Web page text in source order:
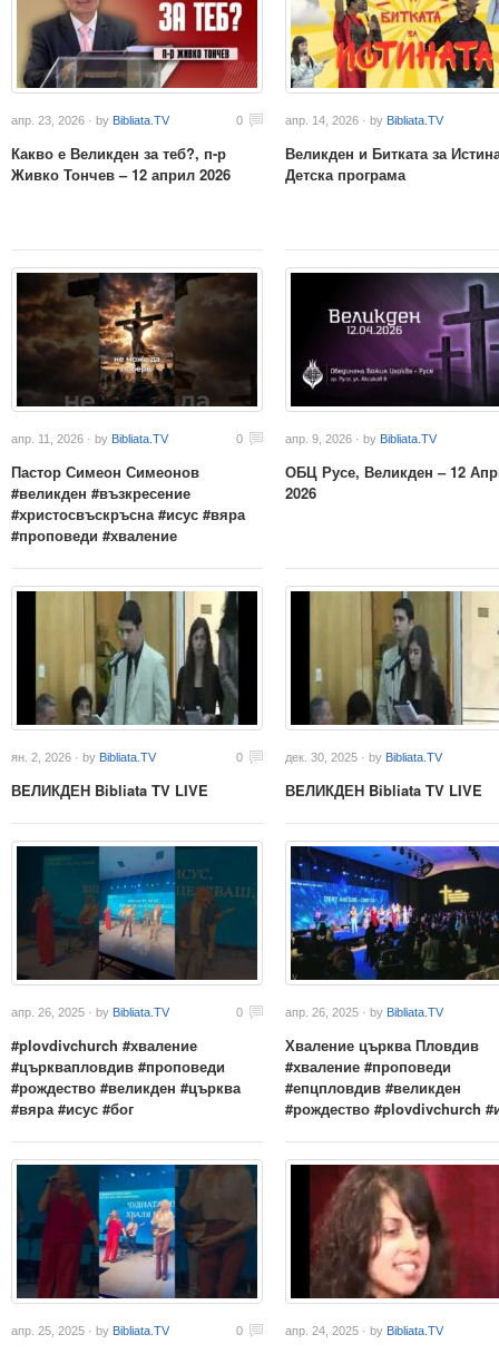
апр. 23, 2026 · by Bibliata.TV 0
Какво е Великден за теб?, п-р
Живко Тончев – 12 април 2026
апр. 14, 2026 · by Bibliata.TV
Великден и Битката за
Детска програма
апр. 11, 2026 · by Bibliata.TV 0
Пастор Симеон Симеонов
#великден #възкресение
#христосвъскръсна #исус #вяра
#проповеди #хваление
апр. 9, 2026 · by Bibliata.TV
ОБЦ Русе, Великден – 12
2026
ян. 2, 2026 · by Bibliata.TV 0
ВEЛИКДЕН Bibliata TV LIVE
дек. 30, 2025 · by Bibliata.TV
ВEЛИКДЕН Bibliata TV LIVE
апр. 26, 2025 · by Bibliata.TV 0
#plovdivchurch #хваление
#църквапловдив #проповеди
#рождество #великден #църква
#вяра #исус #бог
апр. 26, 2025 · by Bibliata.TV
Хваление църква Пловдив
#хваление #проповеди
#епцпловдив #великден
#рождество #plovdivchurch
апр. 25, 2025 · by Bibliata.TV 0 апр. 24, 2025 · by Bibliata.TV